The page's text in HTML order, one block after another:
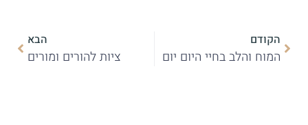
הקודם
המוח והלב בחיי היום יום
הבא
ציות להורים ומורים